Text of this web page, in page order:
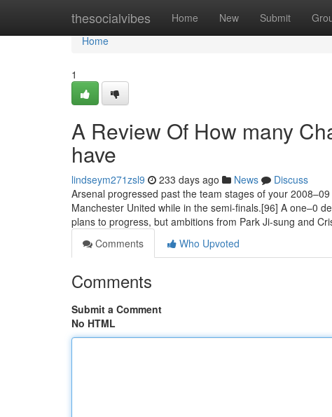
thesocialvibes Home New Submit
Home
Home
1
A Review Of How many
have
lindseym271zsl9 233 days ago News
Discuss
Arsenal progressed past the team stages of your
Manchester United while in the semi-finals.[96] A one–0
plans to progress, but ambitions from Park Ji-sung and
Comments
Who Upvoted
Comments
Submit a Comment
No HTML